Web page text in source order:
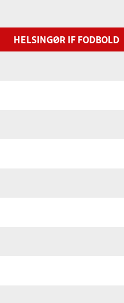
HELSINGØR IF FODBOLD